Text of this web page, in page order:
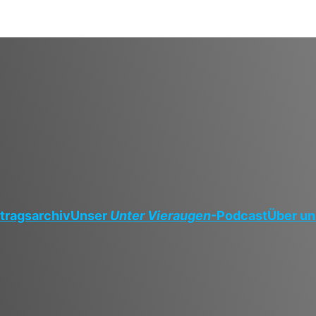
Unser Unter Vieraugen-PodcastÜber